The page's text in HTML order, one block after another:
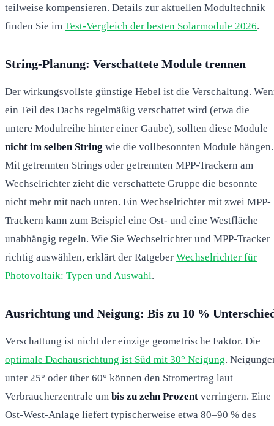
teilweise kompensieren. Details zur aktuellen Modultechnik
finden Sie im Test-Vergleich der besten Solarmodule 2026.
String-Planung: Verschattete Module trennen
Der wirkungsvollste günstige Hebel ist die Verschaltung.
ein Teil des Dachs regelmäßig verschattet wird (etwa die
untere Modulreihe hinter einer Gaube), sollten diese Module
nicht im selben String wie die vollbesonnten Module hängen.
Mit getrennten Strings oder getrennten MPP-Trackern am
Wechselrichter zieht die verschattete Gruppe die besonnte
nicht mehr mit nach unten. Ein Wechselrichter mit zwei MPP-
Trackern kann zum Beispiel eine Ost- und eine Westfläche
unabhängig regeln. Wie Sie Wechselrichter und MPP-Tracker
richtig auswählen, erklärt der Ratgeber Wechselrichter für
Photovoltaik: Typen und Auswahl.
Ausrichtung und Neigung: Bis zu 10 %
Verschattung ist nicht der einzige geometrische Faktor. Die
optimale Dachausrichtung ist Süd mit 30° Neigung.
unter 25° oder über 60° können den Stromertrag laut
Verbraucherzentrale um bis zu zehn Prozent verringern. Eine
Ost-West-Anlage liefert typischerweise etwa 80–90 % des